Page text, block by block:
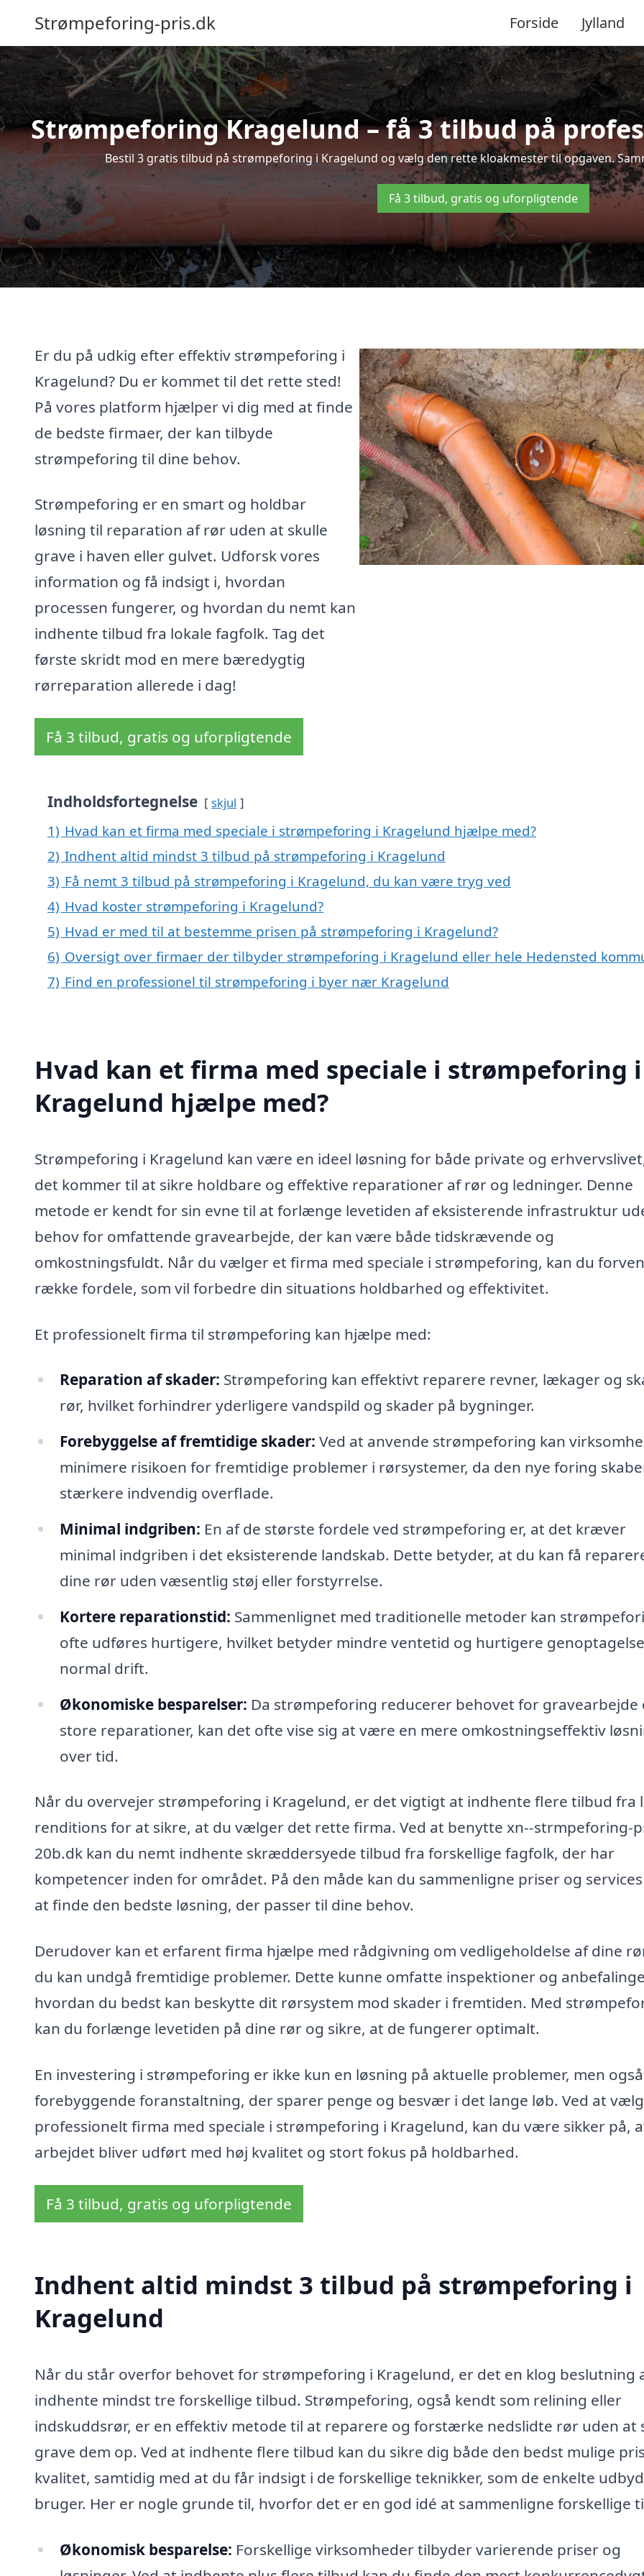
Strømpeforing-pris.dk Forside Jylland
Strømpeforing Kragelund – få 3 tilbud på
Bestil 3 gratis tilbud på strømpeforing i Kragelund og vælg den rette kloakmester til opgaven.
Få 3 tilbud, gratis og uforpligtende
Er du på udkig efter effektiv strømpeforing i
Kragelund? Du er kommet til det rette sted!
På vores platform hjælper vi dig med at finde
de bedste firmaer, der kan tilbyde
strømpeforing til dine behov.
Strømpeforing er en smart og holdbar
løsning til reparation af rør uden at skulle
grave i haven eller gulvet. Udforsk vores
information og få indsigt i, hvordan
processen fungerer, og hvordan du nemt kan
indhente tilbud fra lokale fagfolk. Tag det
første skridt mod en mere bæredygtig
rørreparation allerede i dag!
Få 3 tilbud, gratis og uforpligtende
Indholdsfortegnelse skjul
1) Hvad kan et firma med speciale i strømpeforing i Kragelund hjælpe med?
2) Indhent altid mindst 3 tilbud på strømpeforing i Kragelund
3) Få nemt 3 tilbud på strømpeforing i Kragelund, du kan være tryg ved
4) Hvad koster strømpeforing i Kragelund?
5) Hvad er med til at bestemme prisen på strømpeforing i Kragelund?
6) Oversigt over firmaer der tilbyder strømpeforing i Kragelund eller hele Hedensted
7) Find en professionel til strømpeforing i byer nær Kragelund
Hvad kan et firma med speciale i strømpeforing i
Kragelund hjælpe med?
Strømpeforing i Kragelund kan være en ideel løsning for både private og
det kommer til at sikre holdbare og effektive reparationer af rør og ledninger. Denne
metode er kendt for sin evne til at forlænge levetiden af eksisterende infrastruktur
behov for omfattende gravearbejde, der kan være både tidskrævende og
omkostningsfuldt. Når du vælger et firma med speciale i strømpeforing, kan du
række fordele, som vil forbedre din situations holdbarhed og effektivitet.
Et professionelt firma til strømpeforing kan hjælpe med:
Reparation af skader: Strømpeforing kan effektivt reparere revner, lækager og
rør, hvilket forhindrer yderligere vandspild og skader på bygninger.
Forebyggelse af fremtidige skader: Ved at anvende strømpeforing kan
minimere risikoen for fremtidige problemer i rørsystemer, da den nye foring
stærkere indvendig overflade.
Minimal indgriben: En af de største fordele ved strømpeforing er, at det kræver
minimal indgriben i det eksisterende landskab. Dette betyder, at du kan få
dine rør uden væsentlig støj eller forstyrrelse.
Kortere reparationstid: Sammenlignet med traditionelle metoder kan
ofte udføres hurtigere, hvilket betyder mindre ventetid og hurtigere
normal drift.
Økonomiske besparelser: Da strømpeforing reducerer behovet for gravearbejde
store reparationer, kan det ofte vise sig at være en mere omkostningseffektiv
over tid.
Når du overvejer strømpeforing i Kragelund, er det vigtigt at indhente flere tilbud fra
renditions for at sikre, at du vælger det rette firma. Ved at benytte xn--strmpeforing-
20b.dk kan du nemt indhente skræddersyede tilbud fra forskellige fagfolk, der har
kompetencer inden for området. På den måde kan du sammenligne priser og
at finde den bedste løsning, der passer til dine behov.
Derudover kan et erfarent firma hjælpe med rådgivning om vedligeholdelse af dine
du kan undgå fremtidige problemer. Dette kunne omfatte inspektioner og
hvordan du bedst kan beskytte dit rørsystem mod skader i fremtiden. Med
kan du forlænge levetiden på dine rør og sikre, at de fungerer optimalt.
En investering i strømpeforing er ikke kun en løsning på aktuelle problemer, men
forebyggende foranstaltning, der sparer penge og besvær i det lange løb. Ved at
professionelt firma med speciale i strømpeforing i Kragelund, kan du være sikker på,
arbejdet bliver udført med høj kvalitet og stort fokus på holdbarhed.
Få 3 tilbud, gratis og uforpligtende
Indhent altid mindst 3 tilbud på strømpeforing i
Kragelund
Når du står overfor behovet for strømpeforing i Kragelund, er det en klog beslutning
indhente mindst tre forskellige tilbud. Strømpeforing, også kendt som relining eller
indskuddsrør, er en effektiv metode til at reparere og forstærke nedslidte rør uden at
grave dem op. Ved at indhente flere tilbud kan du sikre dig både den bedst mulige
kvalitet, samtidig med at du får indsigt i de forskellige teknikker, som de enkelte
bruger. Her er nogle grunde til, hvorfor det er en god idé at sammenligne forskellige
Økonomisk besparelse: Forskellige virksomheder tilbyder varierende priser og